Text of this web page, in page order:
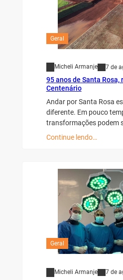
Geral
Micheli Armanje 7 de
95 anos de Santa Rosa,
Centenário
Andar por Santa Rosa
diferente. Em pouco
transformações podem
Continue lendo…
Geral
Micheli Armanje 7 de